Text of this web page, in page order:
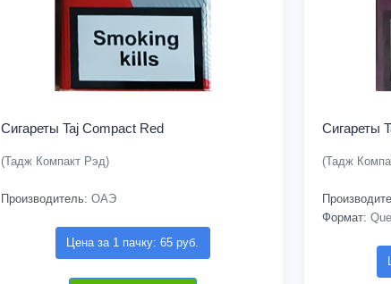
Сигареты Taj Compact Red
(Тадж Компакт Рэд)
Производитель: ОАЭ
Цена за 1 пачку: 65 руб.
Сигареты
(Тадж
Формат: